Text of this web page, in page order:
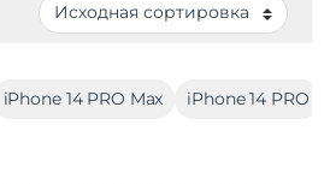
iPhone 14 PRO Max iPhone 14 PRO